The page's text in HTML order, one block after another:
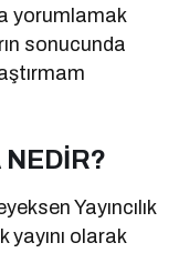
yorumlamak
sonucunda
Yayıncılık
yayını olarak